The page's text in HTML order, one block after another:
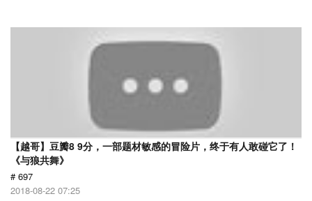
【越哥】豆瓣8 9分，一部题材敏感的冒险片，终于有人敢碰它了！
《与狼共舞》
# 697
2018-08-22 07:25